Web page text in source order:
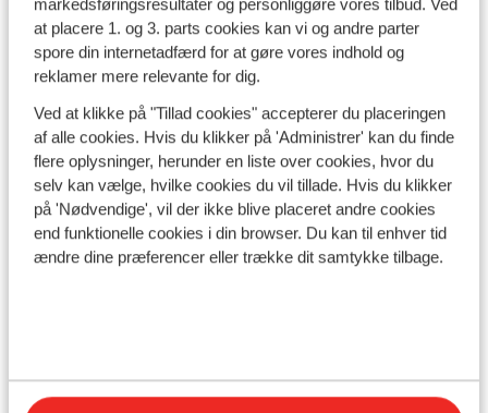
markedsføringsresultater og personliggøre vores tilbud. Ved
at placere 1. og 3. parts cookies kan vi og andre parter
spore din internetadfærd for at gøre vores indhold og
reklamer mere relevante for dig.
Ved at klikke på "Tillad cookies" accepterer du placeringen
af alle cookies. Hvis du klikker på 'Administrer' kan du finde
flere oplysninger, herunder en liste over cookies, hvor du
selv kan vælge, hvilke cookies du vil tillade. Hvis du klikker
på 'Nødvendige', vil der ikke blive placeret andre cookies
end funktionelle cookies i din browser. Du kan til enhver tid
ændre dine præferencer eller trække dit samtykke tilbage.
bjerglandskaber. En afbudsrejse i juli til Mallorca giver
dig mulighed for at nyde det bedste af øen, hvad enten
du vil slappe af vedAlcúdiashvide sandstrande eller
udforske øens historiske centrum. Øen har noget for
alle lige fra børnevenlige resorts til trendy beach clubs
og hyggelige bjerglandsbyer. Med et væld af gode
tilbud kan du stadig finde en solrig sommerferie til en
fantastisk pris.
Se afbudsrejser i juli